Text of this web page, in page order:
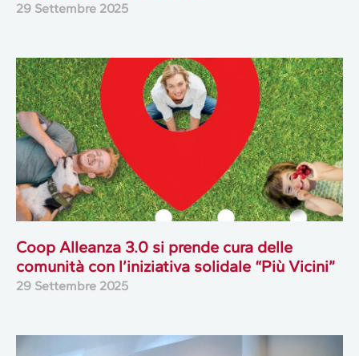
29 Settembre 2025
Coop Alleanza 3.0 si prende cura delle
comunità con l’iniziativa solidale “Più Vicini”
29 Settembre 2025